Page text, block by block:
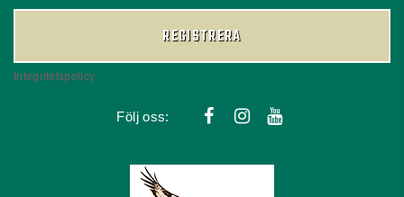
REGISTRERA
Integritetspolicy
Följ oss: